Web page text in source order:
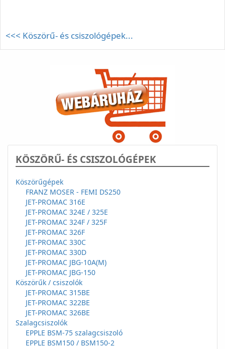
<<< Köszörű- és csiszológépek...
KÖSZÖRŰ- ÉS CSISZOLÓGÉPEK
Köszörűgépek
FRANZ MOSER - FEMI DS250
JET-PROMAC 316E
JET-PROMAC 324E / 325E
JET-PROMAC 324F / 325F
JET-PROMAC 326F
JET-PROMAC 330C
JET-PROMAC 330D
JET-PROMAC JBG-10A(M)
JET-PROMAC JBG-150
Köszörűk / csiszolók
JET-PROMAC 315BE
JET-PROMAC 322BE
JET-PROMAC 326BE
Szalagcsiszolók
EPPLE BSM-75 szalagcsiszoló
EPPLE BSM150 / BSM150-2